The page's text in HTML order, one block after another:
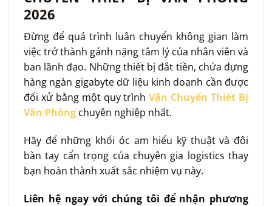
2026
Đừng để quá trình luân chuyển không gian làm
việc trở thành gánh nặng tâm lý của nhân viên và
ban lãnh đạo. Những thiết bị đắt tiền, chứa đựng
hàng ngàn gigabyte dữ liệu kinh doanh cần được
đối xử bằng một quy trìnhVận Chuyển Thiết Bị
Văn Phòng chuyên nghiệp nhất.
Hãy để những khối óc am hiểu kỹ thuật và đôi
bàn tay cẩn trọng của chuyên gia logistics thay
bạn hoàn thành xuất sắc nhiệm vụ này.
Liên hệ ngay với chúng tôi để nhận phương